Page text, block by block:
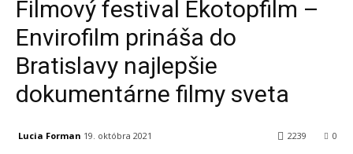
Filmový festival Ekotopfilm –
Envirofilm prináša do
Bratislavy najlepšie
dokumentárne filmy sveta
Lucia Forman 19. októbra 2021 0
2239